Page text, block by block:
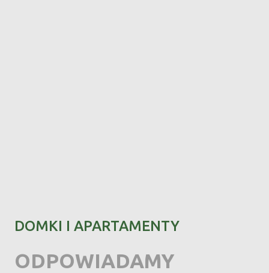
DOMKI I APARTAMENTY
ODPOWIADAMY